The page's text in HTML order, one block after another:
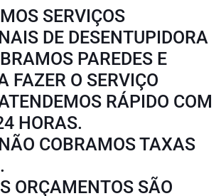
SERVIÇOS
DE DESENTUPIDORA
PAREDES E
FAZER O SERVIÇO
RÁPIDO COM
HORAS.
COBRAMOS TAXAS
ORÇAMENTOS SÃO